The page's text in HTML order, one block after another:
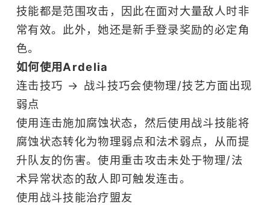
技能都是范围攻击，因此在面对大量敌人时非
常有效。此外，她还是新手登录奖励的必定角
色。
如何使用Ardelia
连击技巧 → 战斗技巧会使物理/技艺方面出现
弱点
使用连击施加腐蚀状态，然后使用战斗技能将
腐蚀状态转化为物理弱点和法术弱点，从而提
升队友的伤害。使用重击攻击未处于物理/法
术异常状态的敌人即可触发连击。
使用战斗技能治疗盟友